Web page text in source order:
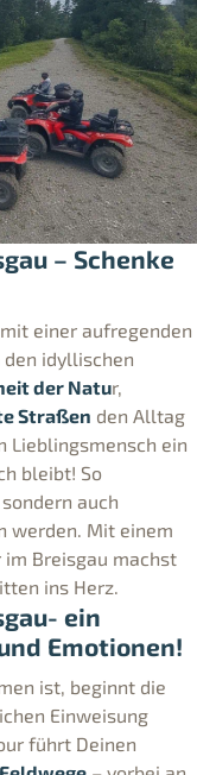
– Schenke
einer aufregenden
idyllischen
der Natur,
Straßen den Alltag
Lieblingsmensch ein
bleibt! So
auch
werden. Mit einem
Breisgau machst
ins Herz.
ein
Emotionen!
ist, beginnt die
Einweisung
führt Deinen